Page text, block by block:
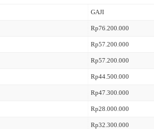
GAJI
Rp76.200.000
Rp57.200.000
Rp57.200.000
Rp44.500.000
Rp47.300.000
Rp28.000.000
Rp32.300.000